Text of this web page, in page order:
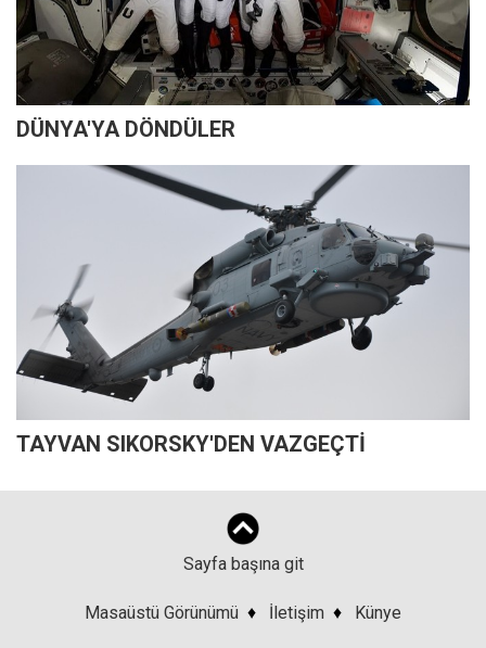
DÜNYA'YA DÖNDÜLER
TAYVAN SIKORSKY'DEN VAZGEÇTİ
Sayfa başına git
Masaüstü Görünümü ♦ İletişim ♦ Künye